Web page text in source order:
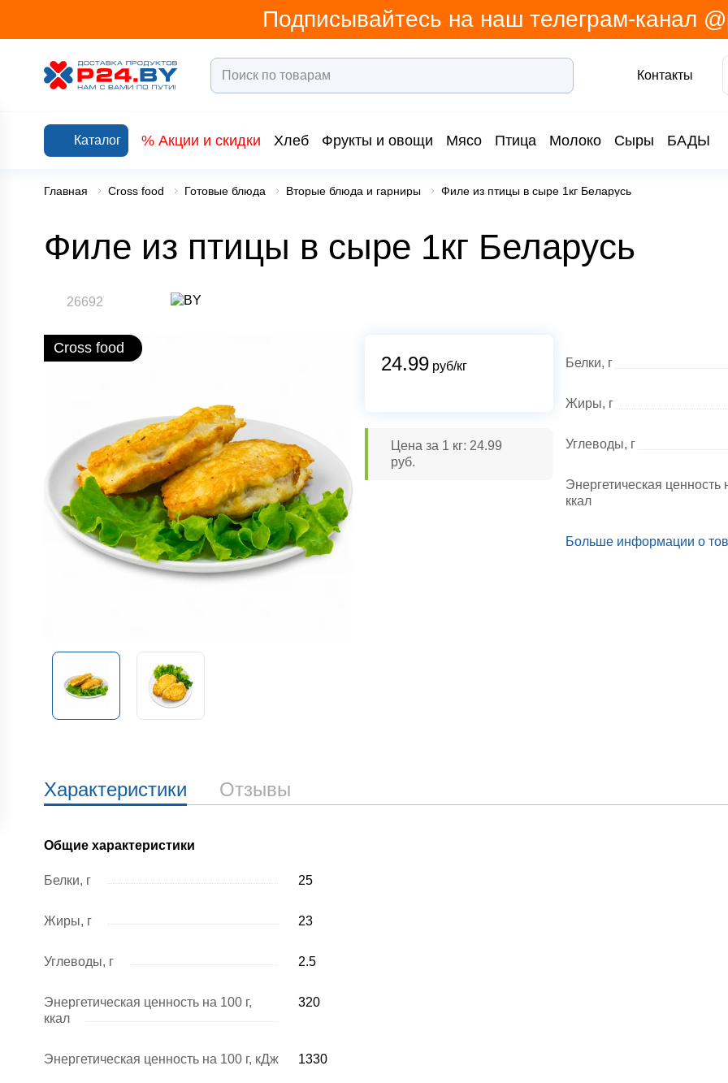
Подписывайтесь на наш телеграм-канал
Контакты
Каталог % Акции и скидки Хлеб Фрукты и овощи Мясо Птица Молоко Сыры БАДЫ
Главная Cross food Готовые блюда Вторые блюда и гарниры Филе из птицы в сыре 1кг Беларусь
Филе из птицы в сыре 1кг Беларусь
26692
Cross food
24.99 руб/кг
Цена за 1 кг: 24.99
руб.
Характеристики Отзывы
Общие характеристики
Белки, г 25
Жиры, г 23
Углеводы, г 2.5
Энергетическая ценность на 100 г,
ккал
320
Энергетическая ценность на 100 г, кДж 1330
Белки, г
Жиры, г
Углеводы, г
Энергетическая ценность
ккал
Больше информации о